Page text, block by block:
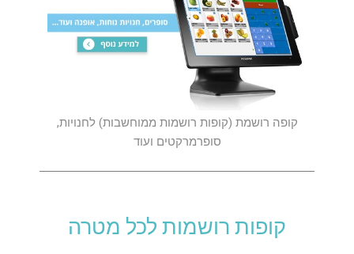
קופה רושמת (קופות רושמות ממוחשבות) לחנויות,
סופרמרקטים ועוד
קופות רושמות לכל מטרה